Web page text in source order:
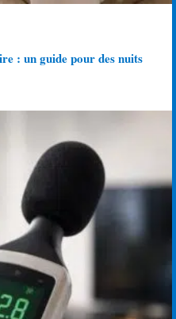
: un guide pour des nuits